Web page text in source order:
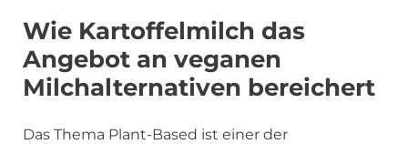
Wie Kartoffelmilch das
Angebot an veganen
Milchalternativen bereichert
Das Thema Plant-Based ist einer der